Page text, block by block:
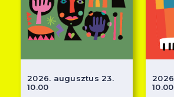
2026. augusztus 23.
10.00
10.00